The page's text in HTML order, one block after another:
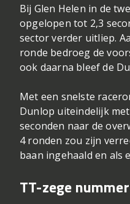
Bij Glen Helen in de
opgelopen tot 2,3
sector verder uitliep.
ronde bedroeg de
ook daarna bleef de
Met een snelste
Dunlop uiteindelijk
seconden naar de
4 ronden zou zijn
baan ingehaald en als
TT-zege